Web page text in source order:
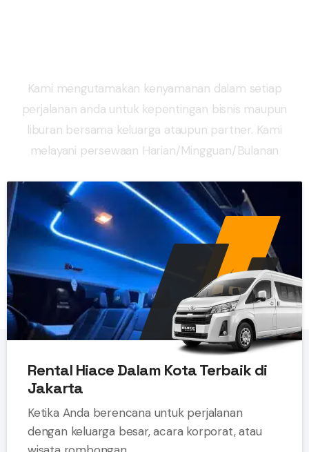
Kami mengutamakan kenyamanan dalam setiap
perjalanan anda untuk kepentingan bisnis maupun
liburan bersama keluarga ataupun partner. Kami
melayani persewaan Harian/Mingguan/Bulanan
Rental Hiace Dalam Kota Terbaik di
Jakarta
Ketika Anda berencana untuk perjalanan
dengan keluarga besar, acara korporat, atau